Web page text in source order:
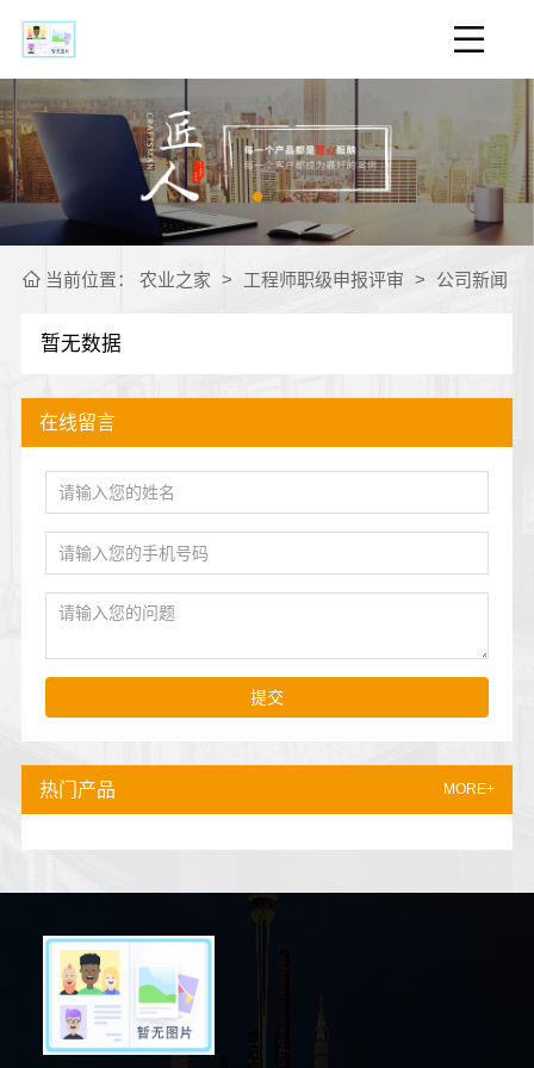
当前位置： 农业之家 > 工程师职级申报评审 > 公司新闻
暂无数据
热门产品 MORE+
在线留言
提交
6分钟前 苏先生 正在咨询
9分钟前 苏小姐 正在咨询